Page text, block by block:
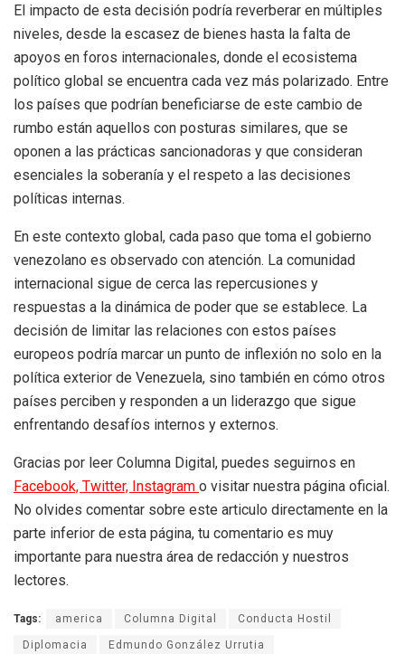
El impacto de esta decisión podría reverberar en múltiples
niveles, desde la escasez de bienes hasta la falta de
apoyos en foros internacionales, donde el ecosistema
político global se encuentra cada vez más polarizado. Entre
los países que podrían beneficiarse de este cambio de
rumbo están aquellos con posturas similares, que se
oponen a las prácticas sancionadoras y que consideran
esenciales la soberanía y el respeto a las decisiones
políticas internas.
En este contexto global, cada paso que toma el gobierno
venezolano es observado con atención. La comunidad
internacional sigue de cerca las repercusiones y
respuestas a la dinámica de poder que se establece. La
decisión de limitar las relaciones con estos países
europeos podría marcar un punto de inflexión no solo en la
política exterior de Venezuela, sino también en cómo otros
países perciben y responden a un liderazgo que sigue
enfrentando desafíos internos y externos.
Gracias por leer Columna Digital, puedes seguirnos en
Facebook, Twitter, Instagram o visitar nuestra página oficial.
No olvides comentar sobre este articulo directamente en la
parte inferior de esta página, tu comentario es muy
importante para nuestra área de redacción y nuestros
lectores.
Tags: america Columna Digital Conducta Hostil
Diplomacia Edmundo González Urrutia